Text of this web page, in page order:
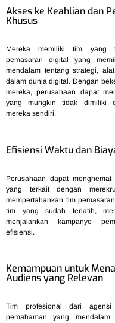
Akses ke Keahlian dan
Khusus
Mereka memiliki tim yang
pemasaran digital yang
mendalam tentang strategi,
dalam dunia digital. Dengan
mereka, perusahaan dapat
yang mungkin tidak dimiliki
mereka sendiri.
Efisiensi Waktu dan
Perusahaan dapat
yang terkait dengan
mempertahankan tim
tim yang sudah terlatih,
menjalankan kampanye
efisiensi.
Kemampuan untuk
Audiens yang Relevan
Tim profesional dari agensi
pemahaman yang mendalam